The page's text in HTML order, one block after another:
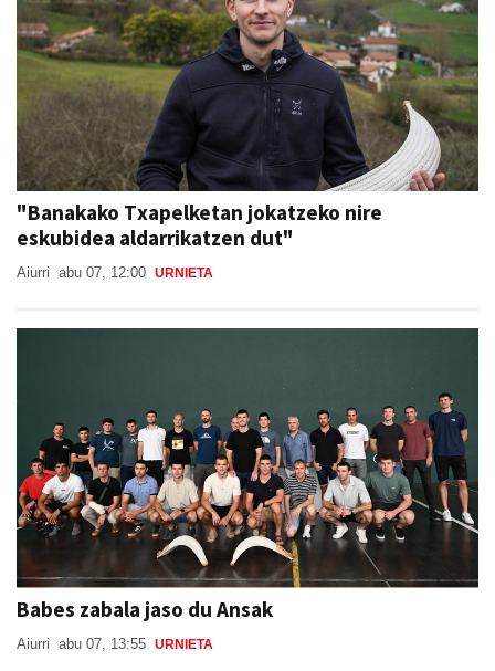
"Banakako Txapelketan jokatzeko nire
eskubidea aldarrikatzen dut"
Aiurri abu 07, 12:00 URNIETA
Babes zabala jaso du Ansak
Aiurri abu 07, 13:55 URNIETA